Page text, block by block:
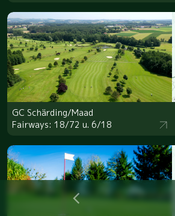
GC Schärding/Maad
Fairways: 18/72 u. 6/18